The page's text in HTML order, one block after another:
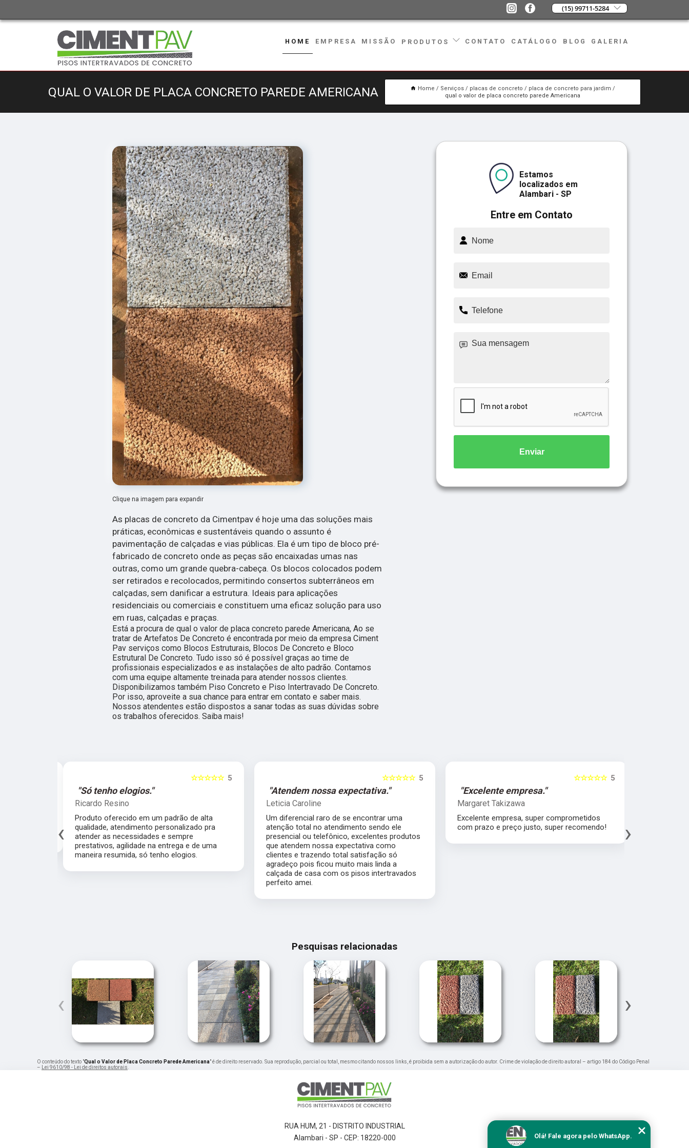
(15) 99711-5284
HOME EMPRESA MISSÃO PRODUTOS CONTATO CATÁLOGO BLOG GALERIA
QUAL O VALOR DE PLACA CONCRETO PAREDE AMERICANA Home Serviços placas de concreto
placa de concreto para jardim
qual o valor de placa concreto parede Americana
Clique na imagem para expandir
As placas de concreto da Cimentpav é hoje uma das soluções mais
práticas, econômicas e sustentáveis quando o assunto é
pavimentação de calçadas e vias públicas. Ela é um tipo de bloco pré-
fabricado de concreto onde as peças são encaixadas umas nas
outras, como um grande quebra-cabeça. Os blocos colocados podem
ser retirados e recolocados, permitindo consertos subterrâneos em
calçadas, sem danificar a estrutura. Ideais para aplicações
residenciais ou comerciais e constituem uma eficaz solução para uso
em ruas, calçadas e praças.
Está a procura de qual o valor de placa concreto parede Americana, Ao se
tratar de Artefatos De Concreto é encontrada por meio da empresa Ciment
Pav serviços como Blocos Estruturais, Blocos De Concreto e Bloco
Estrutural De Concreto. Tudo isso só é possível graças ao time de
profissionais especializados e as instalações de alto padrão. Contamos
com uma equipe altamente treinada para atender nossos clientes.
Disponibilizamos também Piso Concreto e Piso Intertravado De Concreto.
Por isso, aproveite a sua chance para entrar em contato e saber mais.
Nossos atendentes estão dispostos a sanar todas as suas dúvidas sobre
os trabalhos oferecidos. Saiba mais!
Entre em Contato
Estamos
localizados em
Alambari - SP
Enviar
5
☆☆☆☆☆
"Só tenho elogios."
Ricardo Resino
Produto oferecido em um padrão de alta
qualidade, atendimento personalizado pra
atender as necessidades e sempre prestativos,
agilidade na entrega e de uma maneira resumida,
só tenho elogios.
5
☆☆☆☆☆
"Atendem nossa expectativa."
Leticia Caroline
Um diferencial raro de se encontrar uma
atenção total no atendimento sendo ele
presencial ou telefônico, excelentes produtos
que atendem nossa expectativa como
clientes e trazendo total satisfação só
agradeço pois ficou muito mais linda a
calçada de casa com os pisos intertravados
perfeito amei.
5
☆☆☆☆☆
"Excelente empresa."
Margaret Takizawa
Excelente empresa, super comprometidos
com prazo e preço justo, super recomendo!
fábrica espatular e
mercado.
‹ ›
Pesquisas relacionadas
‹ ›
O conteúdo do texto "Qual o Valor de Placa Concreto Parede Americana" é de direito reservado. Sua reprodução, parcial ou total, mesmo citando nossos links, é proibida sem a autorização do autor. Crime de violação de direito autoral – artigo 184 do Código Penal
– Lei 9610/98 - Lei de direitos autorais.
RUA HUM, 21 - DISTRITO INDUSTRIAL
Alambari - SP - CEP: 18220-000
Olá! Fale agora pelo WhatsApp.